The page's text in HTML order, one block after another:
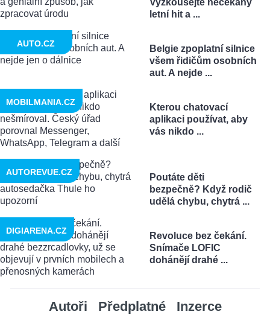
letní hit a ...
Belgie zpoplatní silnice
všem řidičům osobních
aut. A nejde ...
AUTO.CZ
Kterou chatovací
aplikaci používat, aby
vás nikdo ...
MOBILMANIA.CZ
Poutáte děti
bezpečně? Když rodič
udělá chybu, chytrá ...
AUTOREVUE.CZ
Revoluce bez čekání.
Snímače LOFIC
dohánějí drahé ...
DIGIARENA.CZ
Autoři Předplatné Inzerce